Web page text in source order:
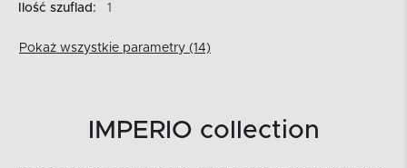
Ilość szuflad:
1
Pokaż wszystkie parametry (14)
IMPERIO collection